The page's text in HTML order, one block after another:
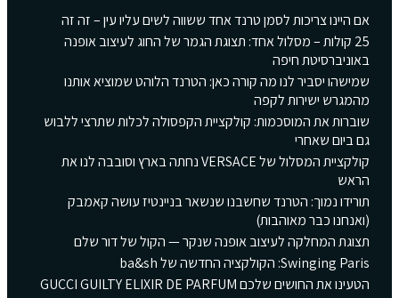
אם היינו צריכות לסמן טרנד אחד ששווה לשים עליו עין – זה זה
25 קולות – מסלול אחד: תצוגת הגמר של החוג לעיצוב אופנה
באוניברסיטת חיפה
שמישהו יסביר לנו מה קורה כאן: הטרנד הלוהט שמוציא אותנו
מהמגרש ישירות לקפה
שוברות את המוסכמות: קולקציית הקפסולה לכלות שתרצי ללבוש
גם ביום שאחרי
קולקציית המסלול של VERSACE נחתה בארץ וסובבה לנו את
הראש
תורידו נמוך: הטרנד שחשבנו שנשאר בניינטיז עושה קאמבק
(ואנחנו כבר מאוהבות)
תצוגת המחלקה לעיצוב אופנה שנקר — הקול של דור שלם
Swinging Paris: הקולקציה החדשה של ba&sh
הטעינו את החושים שלכם GUCCI GUILTY ELIXIR DE PARFUM